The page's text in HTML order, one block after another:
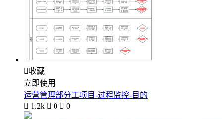
收藏
立即使用
运营管理部分工项目-过程监控-目的
 1.2k  0  0